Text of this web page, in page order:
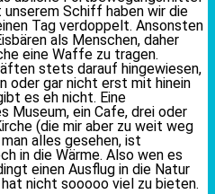
Schiff haben wir die
Tag verdoppelt. Ansonsten
als Menschen, daher
eine Waffe zu tragen.
stets darauf hingewiesen,
oder gar nicht erst mit hinein
es eh nicht. Eine
Museum, ein Cafe, drei oder
(die mir aber zu weit weg
alles gesehen, ist
in die Wärme. Also wen es
einen Ausflug in die Natur
nicht sooooo viel zu bieten.